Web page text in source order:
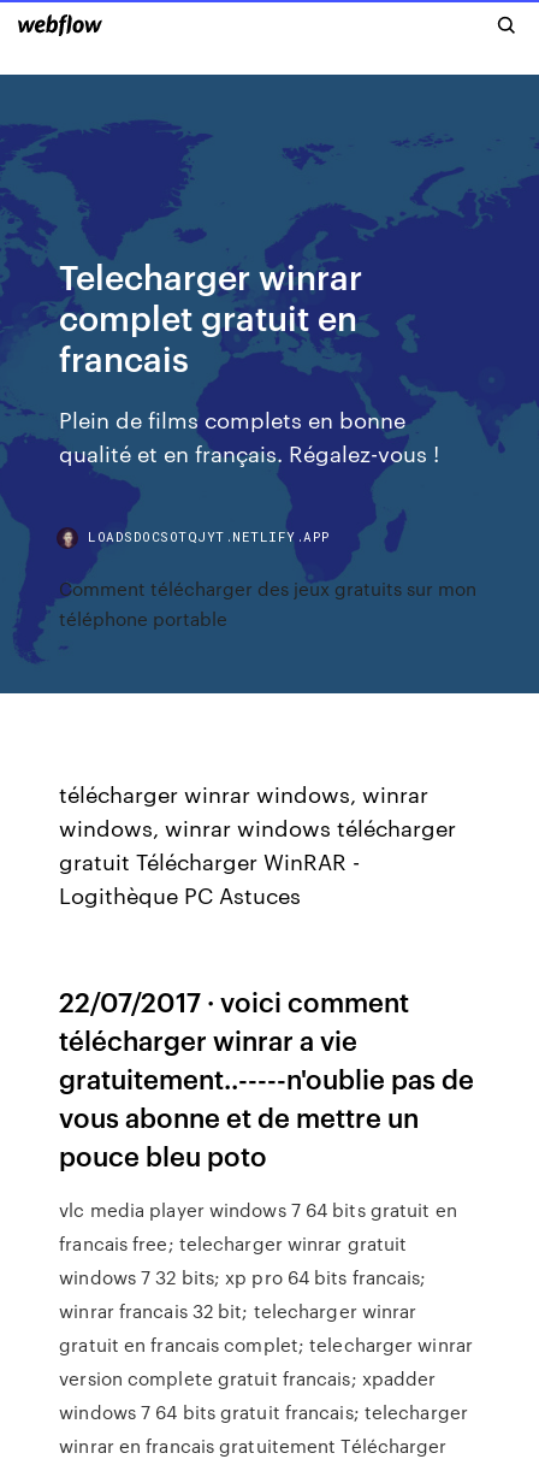
Telecharger winrar
complet gratuit en
francais
Plein de films complets en bonne
qualité et en français. Régalez-vous !
LOADSDOCSOTQJYT.NETLIFY.APP
Comment télécharger des jeux gratuits sur mon
téléphone portable
télécharger winrar windows, winrar
windows, winrar windows télécharger
gratuit Télécharger WinRAR -
Logithèque PC Astuces
22/07/2017 · voici comment
télécharger winrar a vie
gratuitement..-----n'oublie pas de
vous abonne et de mettre un
pouce bleu poto
vlc media player windows 7 64 bits gratuit en
francais free; telecharger winrar gratuit
windows 7 32 bits; xp pro 64 bits francais;
winrar francais 32 bit; telecharger winrar
gratuit en francais complet; telecharger winrar
version complete gratuit francais; xpadder
windows 7 64 bits gratuit francais; telecharger
winrar en francais gratuitement Télécharger